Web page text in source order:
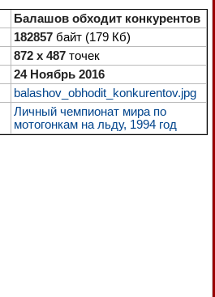
Балашов обходит конкурентов
182857 байт (179 Кб)
872 x 487 точек
24 Ноябрь 2016
balashov_obhodit_konkurentov.jpg
Личный чемпионат мира по
мотогонкам на льду, 1994 год